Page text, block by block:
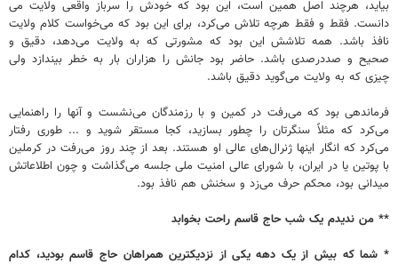
بیاید، هرچند اصل همین است، این بود که خودش را سرباز واقعی ولایت می
دانست. فقط و فقط هرچه تلاش می‌کرد، برای این بود که می‌خواست کلام ولایت
نافذ باشد. همه تلاشش این بود که مشورتی که به ولایت می‌دهد، دقیق و
صحیح و صددرصدی باشد. حاضر بود جانش را هزاران بار به خطر بیندازد ولی
چیزی که به ولایت می‌گوید دقیق باشد.
فرماندهی بود که می‌رفت در کمین و با رزمندگان می‌نشست و آنها را راهنمایی
می‌کرد که مثلاً سنگرتان را چطور بسازید، کجا مستقر شوید و ... طوری رفتار
می‌کرد که انگار اینها ژنرال‌های عالی او هستند. بعد از چند روز می‌رفت در کرملین
با پوتین یا در ایران، با شورای عالی امنیت ملی جلسه می‌گذاشت و چون اطلاعاتش
میدانی بود، محکم حرف می‌زد و سخنش هم نافذ بود.
** من ندیدم یک شب حاج قاسم راحت بخوابد
* شما که بیش از یک دهه یکی از نزدیکترین همراهان حاج قاسم بودید، کدام